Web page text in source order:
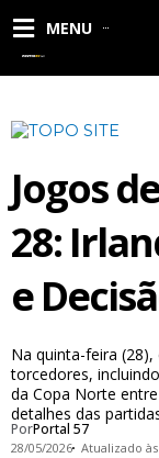
para
MENU
Jogos
28:
e
Na quinta-feira
torcedores,
da Copa Norte
detalhes das
PorPortal 57
28/05/2026 Atualizado às